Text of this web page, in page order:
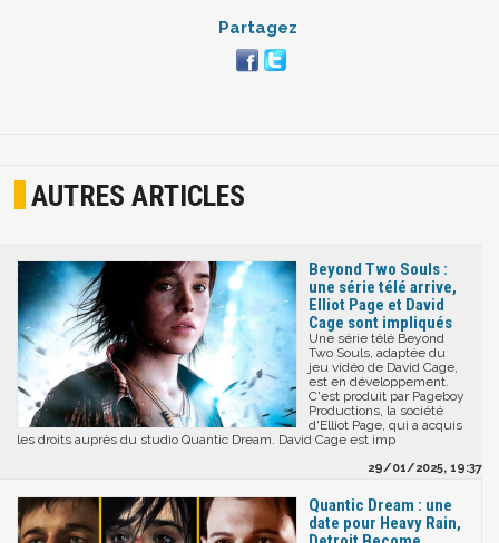
Partagez
AUTRES ARTICLES
Beyond Two Souls :
une série télé arrive,
Elliot Page et David
Cage sont impliqués
Une série télé Beyond
Two Souls, adaptée du
jeu vidéo de David Cage,
est en développement.
C'est produit par Pageboy
Productions, la société
d'Elliot Page, qui a acquis
les droits auprès du studio Quantic Dream. David Cage est imp
29/01/2025, 19:37
Quantic Dream : une
date pour Heavy Rain,